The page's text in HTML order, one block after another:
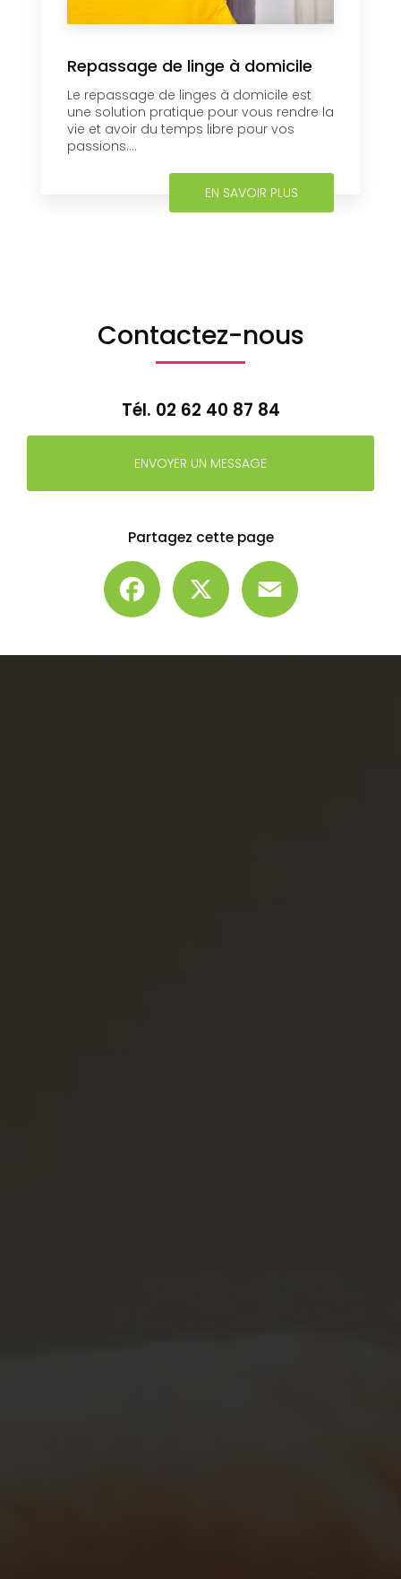
Repassage de linge à domicile
Le repassage de linges à domicile est
une solution pratique pour vous rendre la
vie et avoir du temps libre pour vos
passions....
EN SAVOIR PLUS
Contactez-nous
Tél. 02 62 40 87 84
ENVOYER UN MESSAGE
Partagez cette page
Facebook